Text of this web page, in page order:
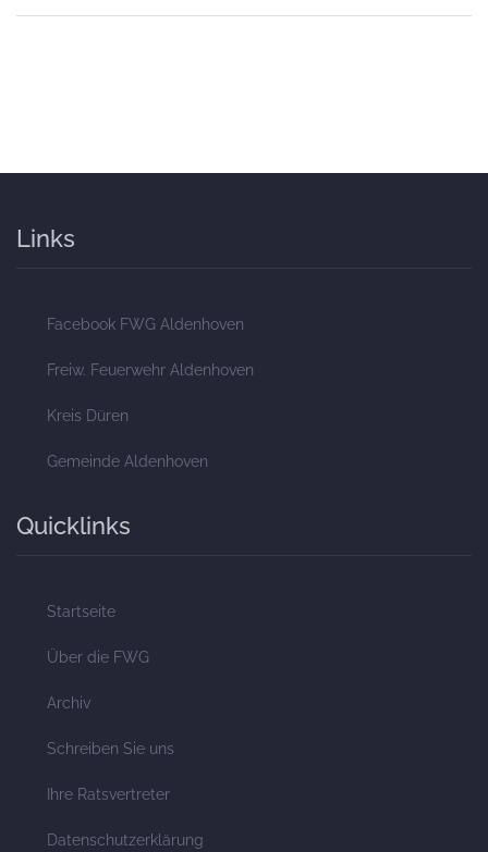
Links
Facebook FWG Aldenhoven
Freiw. Feuerwehr Aldenhoven
Kreis Düren
Gemeinde Aldenhoven
Quicklinks
Startseite
Über die FWG
Archiv
Schreiben Sie uns
Ihre Ratsvertreter
Datenschutzerklärung